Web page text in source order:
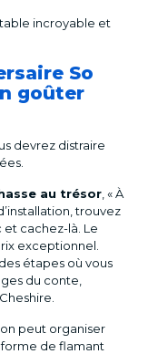
incroyable et
So
goûter
devrez distraire
au trésor, « À
trouvez
cachez-là. Le
exceptionnel.
étapes où vous
du conte,
on peut organiser
forme de flamant